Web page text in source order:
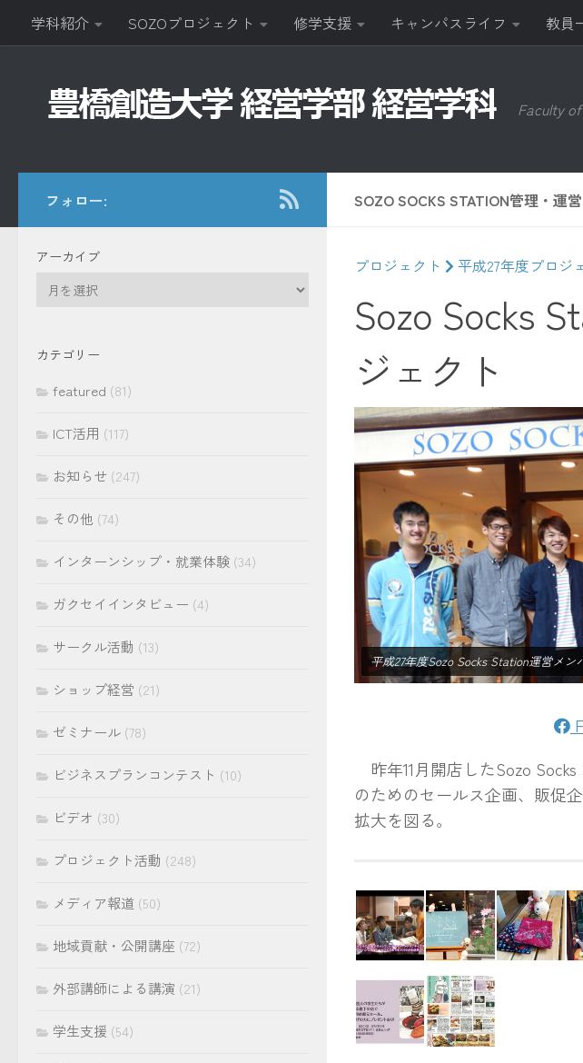
コンテンツへスキップ
学科紹介 SOZOプロジェクト 修学支援 キャンパスライフ 教員
Faculty
SOZO SOCKS STATION管理・運
プロジェクト 平成27年度プロジ
Sozo Socks
ジェクト
平成27年度Sozo Socks Station運営メン
昨年11月開店したSozo
のためのセールス企画、販促
拡大を図る。
フォロー:
アーカイブ
イ
カテゴリー
featured (81)
ICT活用 (117)
お知らせ (247)
その他 (74)
インターンシップ・就業体験 (34)
ガクセイインタビュー (4)
サークル活動 (13)
ショップ経営 (21)
ゼミナール (78)
ビジネスプランコンテスト (10)
ビデオ (30)
プロジェクト活動 (248)
メディア報道 (50)
地域貢献・公開講座 (72)
外部講師による講演 (21)
学生支援 (54)